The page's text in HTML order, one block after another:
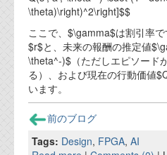
\theta)\right)^2\right]$$
ここで、$\gamma$は割引率
$r$と、未来の報酬の推定値
\theta^-)$（ただしエピソード
る）、および現在の行動価値
います。
前のブログ
Tags: Design, FPGA, AI